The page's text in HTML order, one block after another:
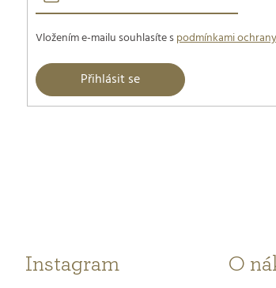
Vložením e-mailu souhlasíte spodmínkami
Přihlásit se
Instagram O